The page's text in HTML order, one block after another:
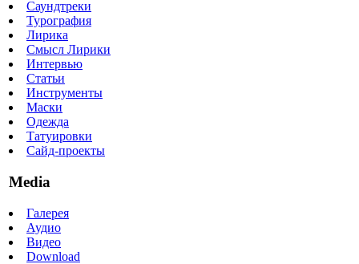
Саундтреки
Турография
Лирика
Смысл Лирики
Интервью
Статьи
Инструменты
Маски
Одежда
Татуировки
Сайд-проекты
Media
Галерея
Аудио
Видео
Download